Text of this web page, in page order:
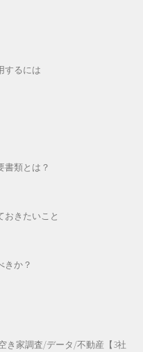
するには
書類とは？
おきたいこと
きか？
家調査/データ/不動産【3社